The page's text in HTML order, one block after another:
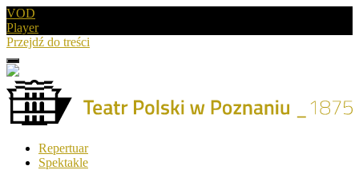
VOD
Player
Przejdź do treści
Menu
Drugie
logo
Teatr
Repertuar
Spektakle